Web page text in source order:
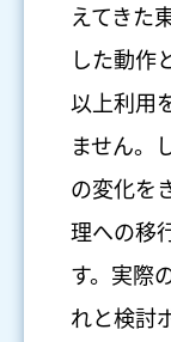
えてきた
した動作
以上利用
ません。
の変化を
理への移
す。実際
れと検討